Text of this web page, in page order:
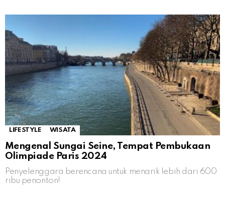
LIFESTYLE WISATA
Mengenal Sungai Seine, Tempat Pembukaan
Olimpiade Paris 2024
Penyelenggara berencana untuk menarik lebih dari 600
ribu penonton!